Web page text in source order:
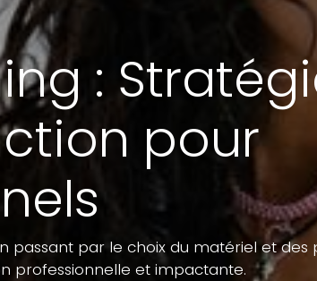
:
pour
passant par le choix du matériel et des
professionnelle et impactante.